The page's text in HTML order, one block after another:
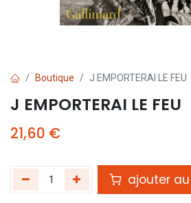
Boutique J EMPORTERAI LE FEU
J EMPORTERAI LE FEU
21,60 €
ajouter